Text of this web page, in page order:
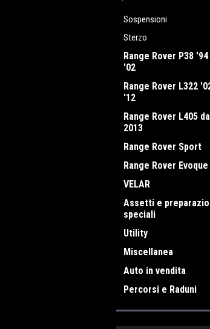
Sospensioni
Sterzo
Range Rover P38
'02
Range Rover L322
'12
Range Rover L405
2013
Range Rover Sport
Range Rover Evoque
VELAR
Assetti e
speciali
Utility
Miscellanea
Auto in vendita
Percorsi e Raduni